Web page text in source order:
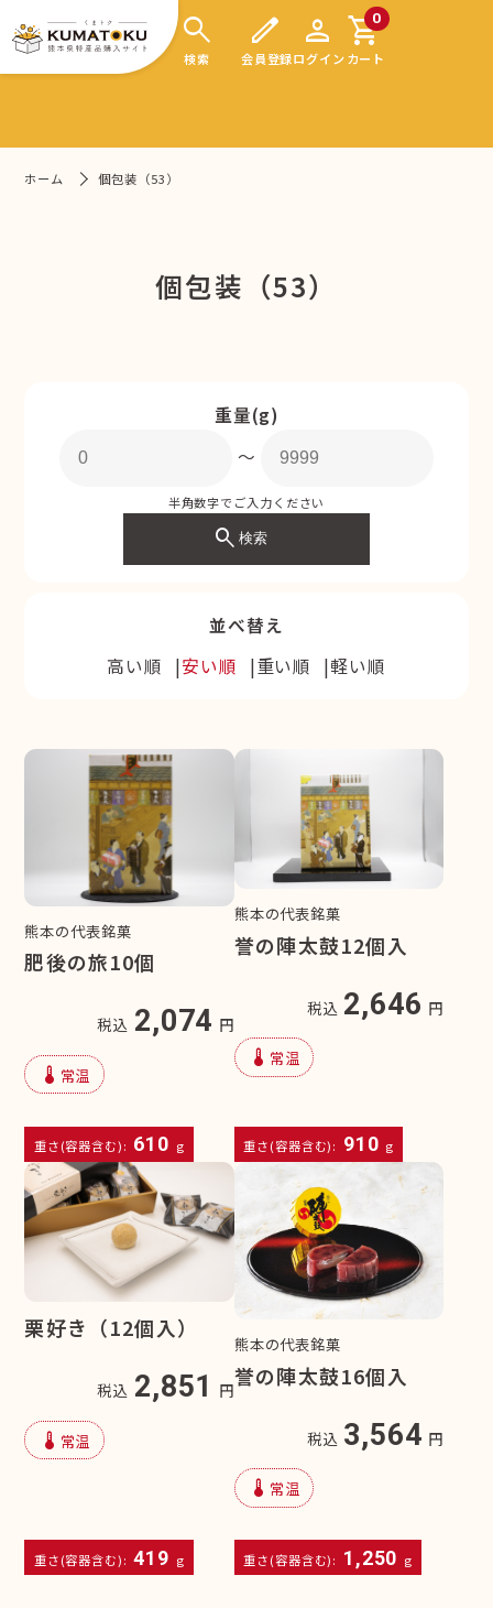
search
検索
edit
会員登録
person
ログイン
0
shopping_cart
カート
ホーム 個包装（53）
個包装（53）
重量(g)
〜
半角数字でご入力ください
search検索
並べ替え
高い順
安い順 重い順 軽い順
熊本の代表銘菓
肥後の旅10個
税込 2,074 円
device_thermostat 常温
重さ(容器含む): 610 g
熊本の代表銘菓
誉の陣太鼓12個入
税込 2,646 円
device_thermostat 常温
重さ(容器含む): 910 g
栗好き（12個入）
税込 2,851 円
device_thermostat 常温
重さ(容器含む): 419 g
熊本の代表銘菓
誉の陣太鼓16個入
税込 3,564 円
device_thermostat 常温
重さ(容器含む): 1,250 g